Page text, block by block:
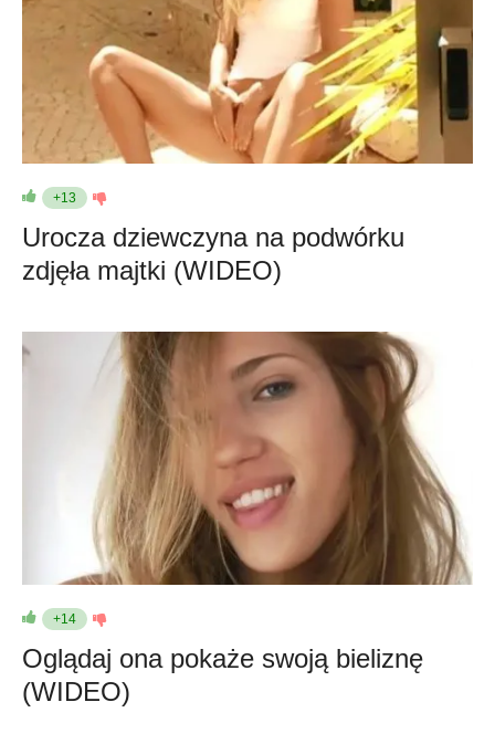
+13
Urocza dziewczyna na podwórku
zdjęła majtki (WIDEO)
+14
Oglądaj ona pokaże swoją bieliznę
(WIDEO)